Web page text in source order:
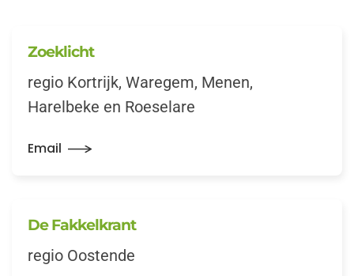
Zoeklicht
regio Kortrijk, Waregem, Menen,
Harelbeke en Roeselare
Email
De Fakkelkrant
regio Oostende